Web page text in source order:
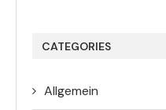
CATEGORIES
Allgemein